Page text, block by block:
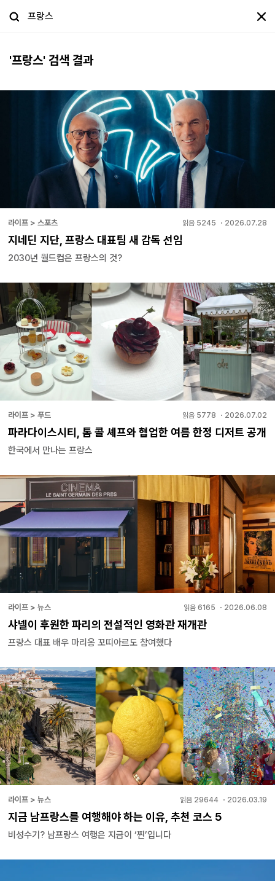
'프랑스' 검색 결과
라이프 > 스포츠 읽음 5245 ・ 2026.07.28
지네딘 지단, 프랑스 대표팀 새 감독 선임
2030년 월드컵은 프랑스의 것?
라이프 > 푸드 읽음 5778 ・ 2026.07.02
파라다이스시티, 톰 콜 셰프와 협업한 여름 한정 디저트 공개
한국에서 만나는 프랑스
라이프 > 뉴스 읽음 6165 ・ 2026.06.08
샤넬이 후원한 파리의 전설적인 영화관 재개관
프랑스 대표 배우 마리옹 꼬띠아르도 참여했다
라이프 > 뉴스 읽음 29644 ・ 2026.03.19
지금 남프랑스를 여행해야 하는 이유, 추천 코스 5
비성수기? 남프랑스 여행은 지금이 ‘찐’입니다